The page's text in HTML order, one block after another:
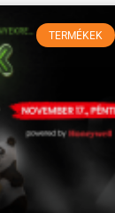
TERMÉKEK